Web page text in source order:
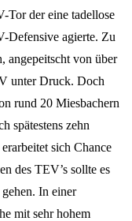
Tor der eine tadellose
Defensive agierte. Zu
angepeitscht von über
unter Druck. Doch
rund 20 Miesbachern
spätestens zehn
sich Chance
des TEV’s sollte es
In einer
mit sehr hohem